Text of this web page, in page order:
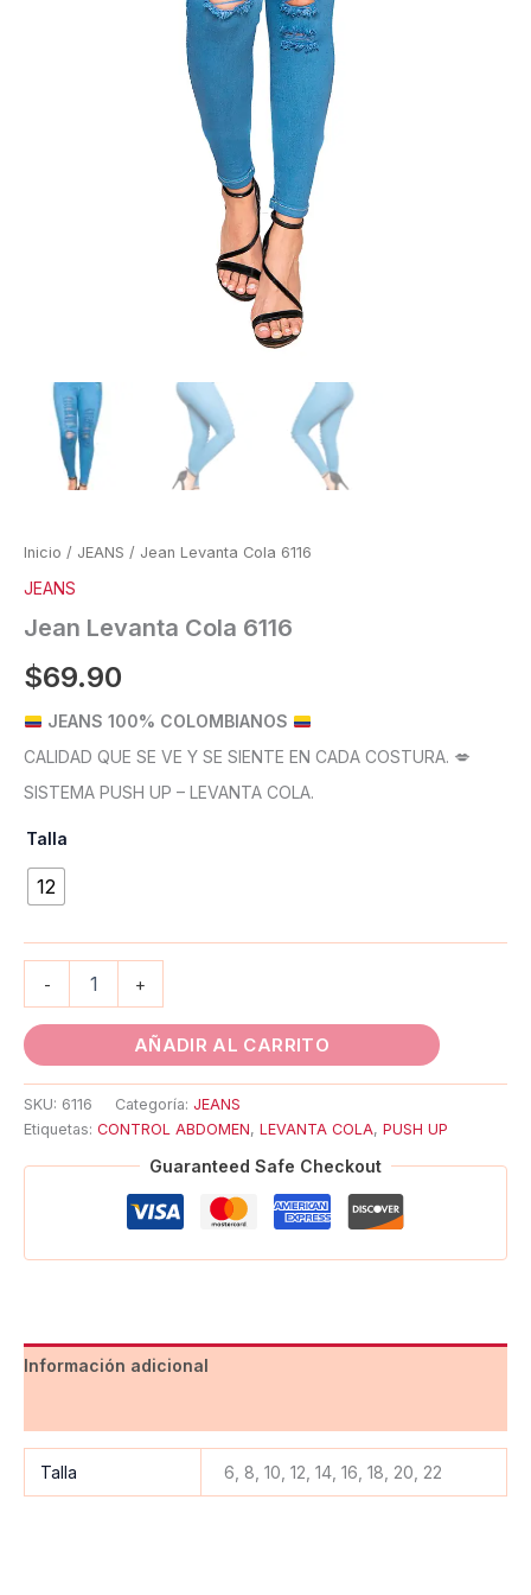
Inicio / JEANS / Jean Levanta Cola 6116
JEANS
Jean Levanta Cola 6116
$69.90
JEANS 100% COLOMBIANOS
CALIDAD QUE SE VE Y SE SIENTE EN CADA COSTURA. 💋
SISTEMA PUSH UP – LEVANTA COLA.
Talla
12
- +
AÑADIR AL CARRITO
SKU: 6116 Categoría: JEANS
Etiquetas: CONTROL ABDOMEN, LEVANTA COLA, PUSH UP
Guaranteed Safe Checkout
Información adicional
Talla 6, 8, 10, 12, 14, 16, 18, 20, 22